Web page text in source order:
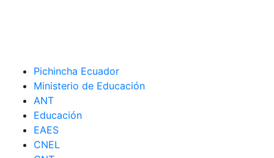
Pichincha Ecuador
Ministerio de Educación
ANT
Educación
EAES
CNEL